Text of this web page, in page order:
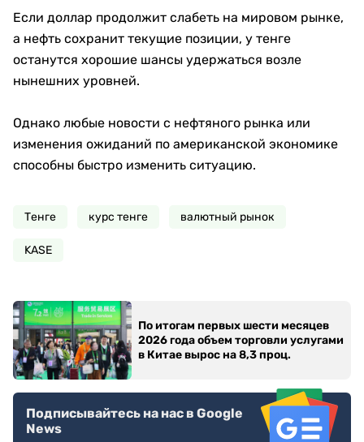
Если доллар продолжит слабеть на мировом рынке,
а нефть сохранит текущие позиции, у тенге
останутся хорошие шансы удержаться возле
нынешних уровней.
Однако любые новости с нефтяного рынка или
изменения ожиданий по американской экономике
способны быстро изменить ситуацию.
Тенге курс тенге валютный рынок
KASE
По итогам первых шести месяцев
2026 года объем торговли услугами
в Китае вырос на 8,3 проц.
Подписывайтесь на нас в Google
News